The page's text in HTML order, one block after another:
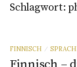
Schlagwort:
FINNISCH /